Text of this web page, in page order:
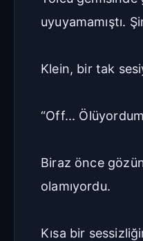
uyuyamamıştı.
Klein, bir tak
“Off...
Biraz önce
olamıyordu.
Kısa bir